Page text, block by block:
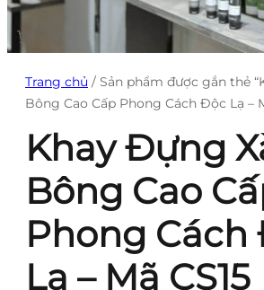
Trang chủ / Sản phẩm được gắn thẻ
Bông Cao Cấp Phong Cách Độc Lạ –
Khay Đựng
Bông Cao
Phong Cách
Lạ – Mã CS15